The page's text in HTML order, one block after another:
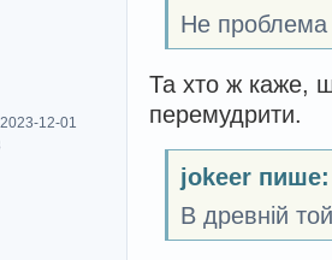
12-01
Не проблема
Та хто ж каже,
перемудрити.
jokeer пише:
В древній